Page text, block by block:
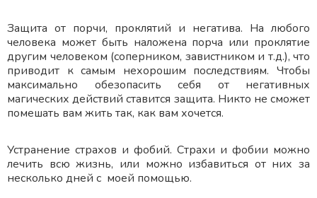
Защита от порчи, проклятий и негатива. На любого
человека может быть наложена порча или проклятие
другим человеком (соперником, завистником и т.д.), что
приводит к самым нехорошим последствиям. Чтобы
максимально обезопасить себя от негативных
магических действий ставится защита. Никто не сможет
помешать вам жить так, как вам хочется.
Устранение страхов и фобий. Страхи и фобии можно
лечить всю жизнь, или можно избавиться от них за
несколько дней с моей помощью.